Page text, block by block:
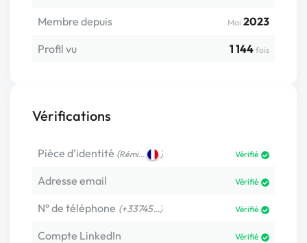
Membre depuis Mai 2023
Profil vu
1 144 fois
Vérifications
Pièce d’identité (Rémi… ) Vérifié
Adresse email Vérifié
N° de téléphone (+33745…) Vérifié
Compte LinkedIn Vérifié